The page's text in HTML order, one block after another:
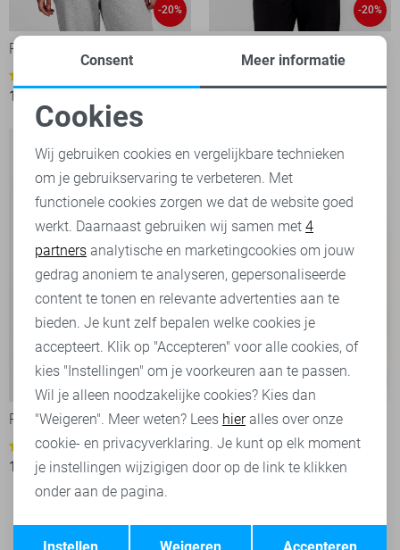
-20%
Pieces Trui
19,95
-20%
-20%
Pieces sweater
1
19,95 24,99
Tommy Jeans sweater
44,95 89,90
Filter
Noodzakelijke cookies
Personalisatie cookies
Analytische cookies
Marketing cookies
Terug Opslaan
Consent Meer informatie
Cookies
Wij gebruiken cookies en vergelijkbare technieken
om je gebruikservaring te verbeteren. Met
functionele cookies zorgen we dat de website goed
werkt. Daarnaast gebruiken wij samen met 4
partners analytische en marketingcookies om jouw
gedrag anoniem te analyseren, gepersonaliseerde
content te tonen en relevante advertenties aan te
bieden. Je kunt zelf bepalen welke cookies je
accepteert. Klik op "Accepteren" voor alle cookies, of
kies "Instellingen" om je voorkeuren aan te passen.
Wil je alleen noodzakelijke cookies? Kies dan
"Weigeren". Meer weten? Lees hieralles over onze
cookie- en privacyverklaring. Je kunt op elk moment
je instellingen wijzigigen door op de link te klikken
onder aan de pagina.